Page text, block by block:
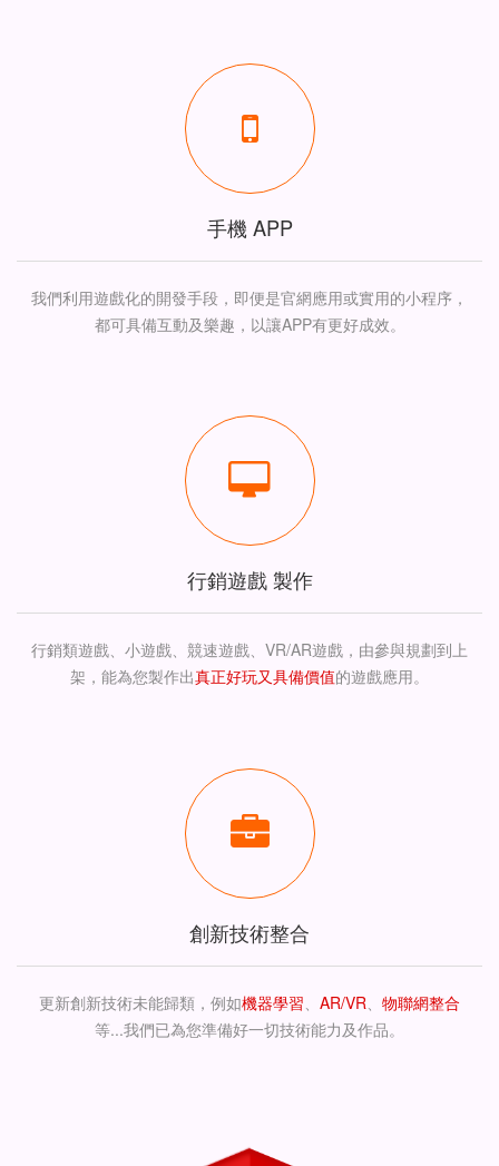
手機 APP
我們利用遊戲化的開發手段，即便是官網應用或實用的小程序，
都可具備互動及樂趣，以讓APP有更好成效。
行銷遊戲 製作
行銷類遊戲、小遊戲、競速遊戲、VR/AR遊戲，由參與規劃到上
架，能為您製作出真正好玩又具備價值的遊戲應用。
創新技術整合
更新創新技術未能歸類，例如機器學習 AR/VR
物聯網整合
等...我們已為您準備好一切技術能力及作品。